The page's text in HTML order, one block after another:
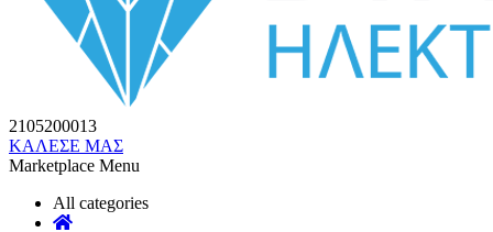
2105200013
ΚΑΛΕΣΕ ΜΑΣ
Marketplace Menu
All categories